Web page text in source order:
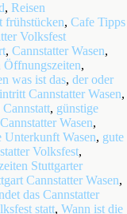
, Reisen
frühstücken, Cafe Tipps
Volksfest
, Cannstatter Wasen,
Öffnungszeiten,
was ist das, der oder
Cannstatter Wasen,
, günstige
Wasen,
Unterkunft Wasen, gute
Volksfest,
Stuttgarter
Cannstatter Wasen,
das Cannstatter
statt, Wann ist die